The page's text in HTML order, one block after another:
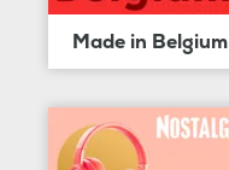
Made in Belgium